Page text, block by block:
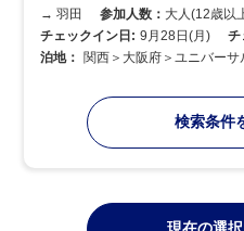
→ 羽田
参加人数： 大人(12歳以
チェックイン日: 9月28日(月) チ
泊地： 関西＞大阪府＞ユニバーサ
検索条件